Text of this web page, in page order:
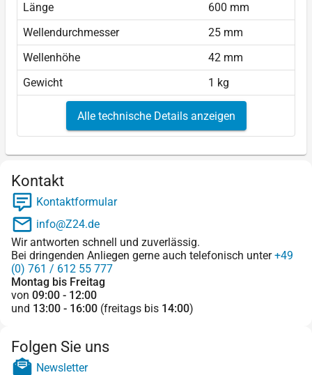
Länge
600 mm
Wellendurchmesser
25 mm
Wellenhöhe
42 mm
Gewicht
1 kg
Alle technische Details anzeigen
Kontakt
Kontaktformular
info@Z24.de
Wir antworten schnell und zuverlässig.
Bei dringenden Anliegen gerne auch telefonisch unter+49
(0) 761 / 612 55 777
Montag bis Freitag
von 09:00 - 12:00
und 13:00 - 16:00 (freitags bis 14:00)
Folgen Sie uns
Newsletter